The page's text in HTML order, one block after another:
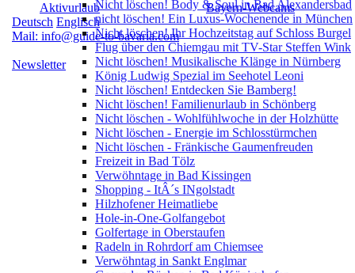
Aktivurlaub
Bayern-Webcams
Deutsch Englisch
Mail: info@guide-to-bavaria.com
Newsletter
Nicht löschen! Body & Soul in Bad Alexandersbad
nicht löschen! Ein Luxus-Wochenende in München
Nicht löschen! Ihr Hochzeitstag auf Schloss Burgel
Flug über den Chiemgau mit TV-Star Steffen Wink
Nicht löschen! Musikalische Klänge in Nürnberg
König Ludwig Spezial im Seehotel Leoni
Nicht löschen! Entdecken Sie Bamberg!
Nicht löschen! Familienurlaub in Schönberg
Nicht löschen - Wohlfühlwoche in der Holzhütte
Nicht löschen - Energie im Schlosstürmchen
Nicht löschen - Fränkische Gaumenfreuden
Freizeit in Bad Tölz
Verwöhntage in Bad Kissingen
Shopping - ItÂ´s INgolstadt
Hilzhofener Heimatliebe
Hole-in-One-Golfangebot
Golfertage in Oberstaufen
Radeln in Rohrdorf am Chiemsee
Verwöhntag in Sankt Englmar